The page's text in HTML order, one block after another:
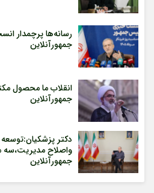
رسانه‌ها پرچمدار
جمهورآنلاین
انقلاب ما محصول
جمهورآنلاین
دکتر پزشکیان:توسعه
واصلاح مدیریت،سه
جمهورآنلاین